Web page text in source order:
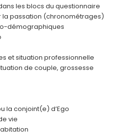
les blocs du questionnaire
la passation (chronométrages)
démographiques
et situation professionnelle
de couple, grossesse
la conjoint(e) d’Ego
vie